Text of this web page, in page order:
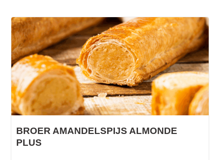
BROER AMANDELSPIJS ALMONDE
PLUS